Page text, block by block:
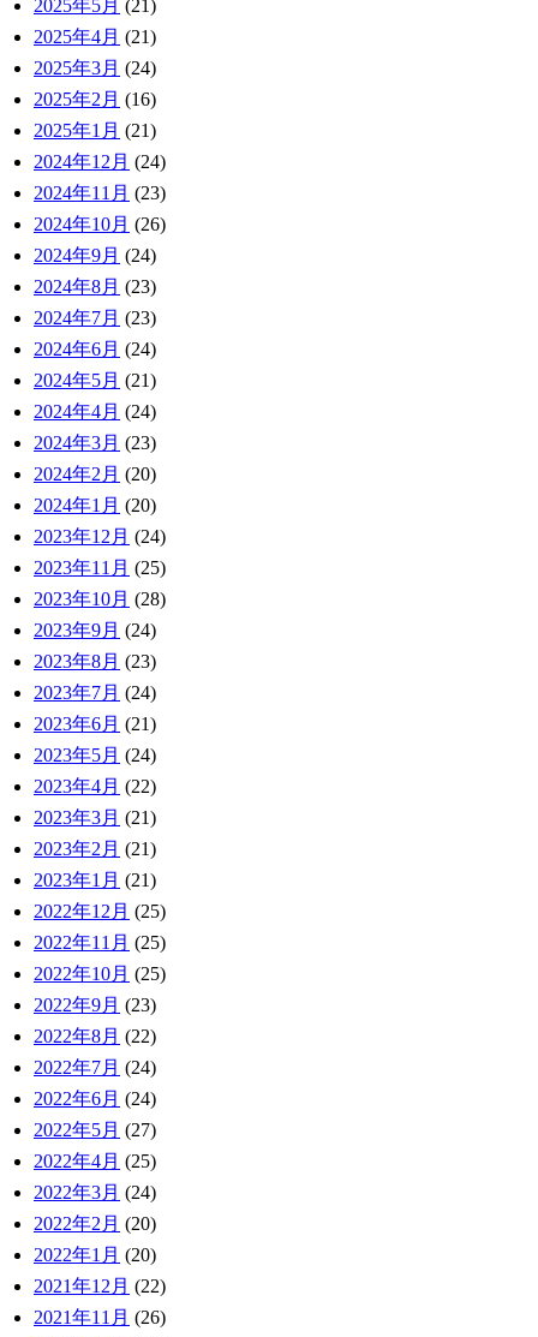
2025年5月 (21)
2025年4月 (21)
2025年3月 (24)
2025年2月 (16)
2025年1月 (21)
2024年12月 (24)
2024年11月 (23)
2024年10月 (26)
2024年9月 (24)
2024年8月 (23)
2024年7月 (23)
2024年6月 (24)
2024年5月 (21)
2024年4月 (24)
2024年3月 (23)
2024年2月 (20)
2024年1月 (20)
2023年12月 (24)
2023年11月 (25)
2023年10月 (28)
2023年9月 (24)
2023年8月 (23)
2023年7月 (24)
2023年6月 (21)
2023年5月 (24)
2023年4月 (22)
2023年3月 (21)
2023年2月 (21)
2023年1月 (21)
2022年12月 (25)
2022年11月 (25)
2022年10月 (25)
2022年9月 (23)
2022年8月 (22)
2022年7月 (24)
2022年6月 (24)
2022年5月 (27)
2022年4月 (25)
2022年3月 (24)
2022年2月 (20)
2022年1月 (20)
2021年12月 (22)
2021年11月 (26)